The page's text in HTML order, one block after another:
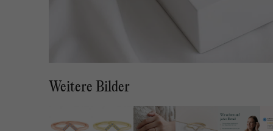
Weitere Bilder